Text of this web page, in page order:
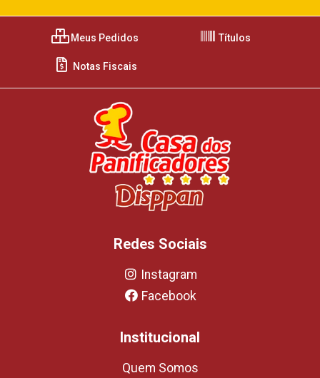
Meus Pedidos Títulos
Notas Fiscais
Redes Sociais
Instagram
Facebook
Institucional
Quem Somos